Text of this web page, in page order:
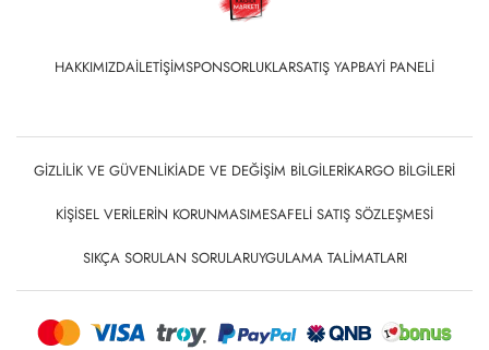
HAKKIMIZDAİLETIŞIMSPONSORLUKLARSATIŞ YAPBAYI PANELI
GIZLILIK VE GÜVENLIKİADE VE DEĞIŞIM BILGILERIKARGO BILGILERI
KIŞISEL VERILERIN KORUNMASIMESAFELI SATIŞ SÖZLEŞMESI
SIKÇA SORULAN SORULARUYGULAMA TALIMATLARI